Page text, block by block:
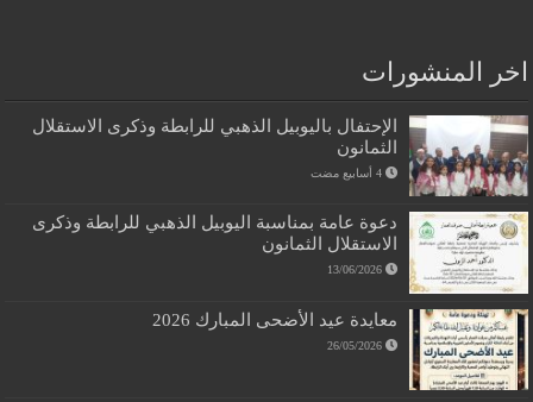
اخر المنشورات
الإحتفال باليوبيل الذهبي للرابطة وذكرى الاستقلال
الثمانون
‏4 أسابيع مضت
دعوة عامة بمناسبة اليوبيل الذهبي للرابطة وذكرى
الاستقلال الثمانون
13/06/2026
معايدة عيد الأضحى المبارك 2026
26/05/2026